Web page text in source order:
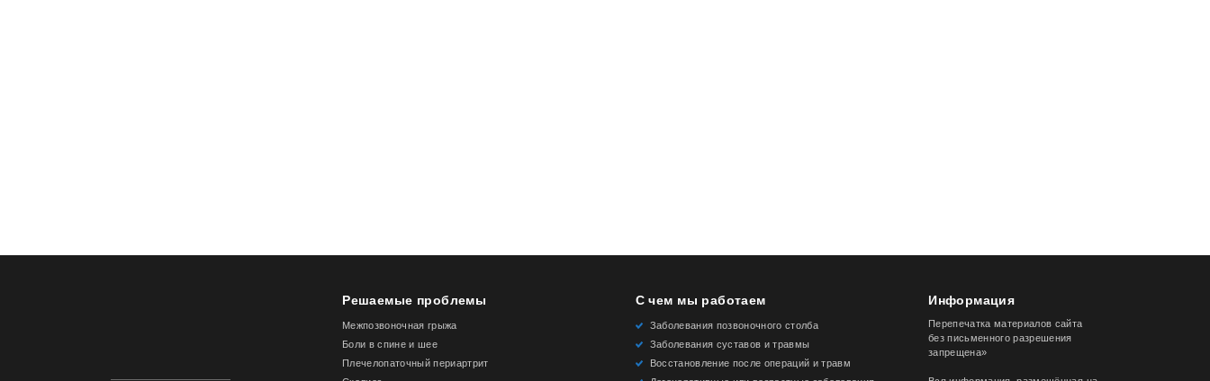
Решаемые проблемы
Межпозвоночная грыжа
Боли в спине и шее
Плечелопаточный периартрит
С чем мы работаем
Заболевания позвоночного столба
Заболевания суставов и травмы
Восстановление после операций и травм
Информация
Перепечатка материалов сайта
без письменного разрешения
запрещена»